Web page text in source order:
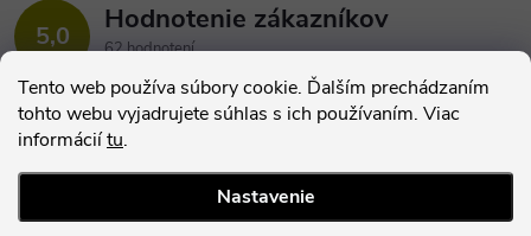
Tento web používa súbory cookie. Ďalším prechádzaním
tohto webu vyjadrujete súhlas s ich používaním. Viac
informáciítu.
Nastavenie
5,0 Hodnotenie zákazníkov
62 hodnotení
Zobraziť recenzie